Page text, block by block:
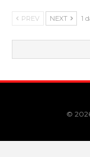
PREV NEXT 1
©